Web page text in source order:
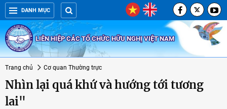
DANH MỤC
LIÊN HIỆP CÁC TỔ CHỨC HỮU NGHỊ VIỆT NAM
Trang chủ Cơ quan Thường trực
Nhìn lại quá khứ và hướng tới tương
lai"